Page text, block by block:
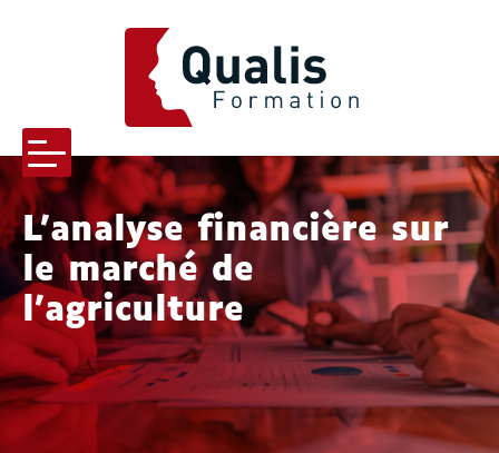
Menu
Qualis formation
Pourquoi nous choisir
L’analyse financière sur
le marché de
l’agriculture